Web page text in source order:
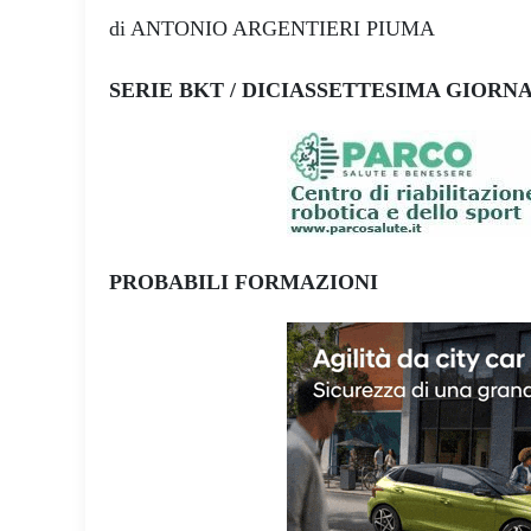
di ANTONIO ARGENTIERI PIUMA
SERIE BKT / DICIASSETTESIMA
PROBABILI FORMAZIONI